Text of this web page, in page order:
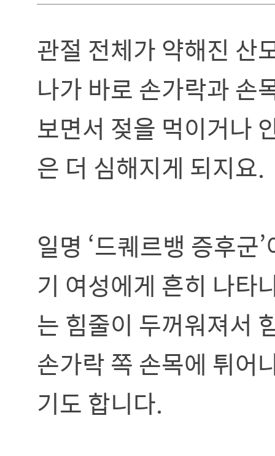
관절 전체가 약해진 산
나가 바로 손가락과 손
보면서 젖을 먹이거나
은 더 심해지게 되지요.
일명 ‘드퀘르뱅 증후군
기 여성에게 흔히 나타
는 힘줄이 두꺼워져서
손가락 쪽 손목에 튀어
기도 합니다.